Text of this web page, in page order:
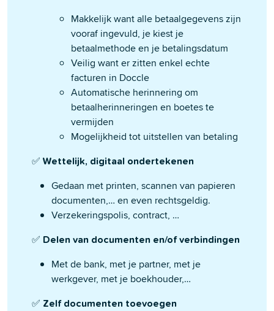
Makkelijk want alle betaalgegevens zijn
vooraf ingevuld, je kiest je
betaalmethode en je betalingsdatum
Veilig want er zitten enkel echte
facturen in Doccle
Automatische herinnering om
betaalherinneringen en boetes te
vermijden
Mogelijkheid tot uitstellen van betaling
✅ Wettelijk, digitaal ondertekenen
Gedaan met printen, scannen van papieren
documenten,… en even rechtsgeldig.
Verzekeringspolis, contract, …
✅ Delen van documenten en/of verbindingen
Met de bank, met je partner, met je
werkgever, met je boekhouder,…
✅ Zelf documenten toevoegen